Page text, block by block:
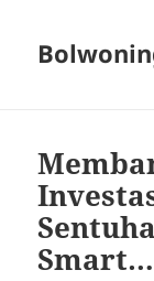
Smart…